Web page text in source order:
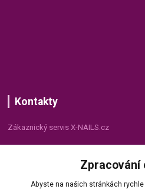
Kontakty
Zákaznický servis X-NAILS.cz
+420 735 055 075Zpracování
Abyste na našich stránkách